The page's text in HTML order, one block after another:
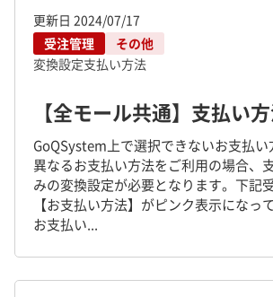
更新日 2024/07/17
受注管理
その他
変換設定支払い方法
GoQSystem上で選択できないお支払
異なるお支払い方法をご利用の場合、
みの変換設定が必要となります。下記
【お支払い方法】がピンク表示になっ
お支払い...